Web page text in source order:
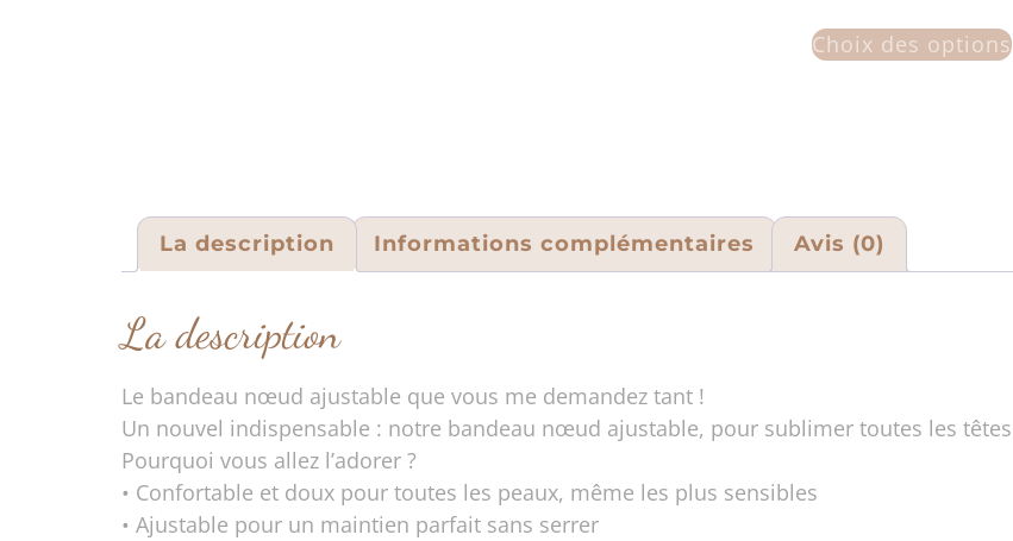
Choix des options
La description Informations complémentaires Avis (0)
La description
Le bandeau nœud ajustable que vous me demandez tant !
Un nouvel indispensable : notre bandeau nœud ajustable, pour sublimer toutes les têtes
Pourquoi vous allez l’adorer ?
• Confortable et doux pour toutes les peaux, même les plus sensibles
• Ajustable pour un maintien parfait sans serrer